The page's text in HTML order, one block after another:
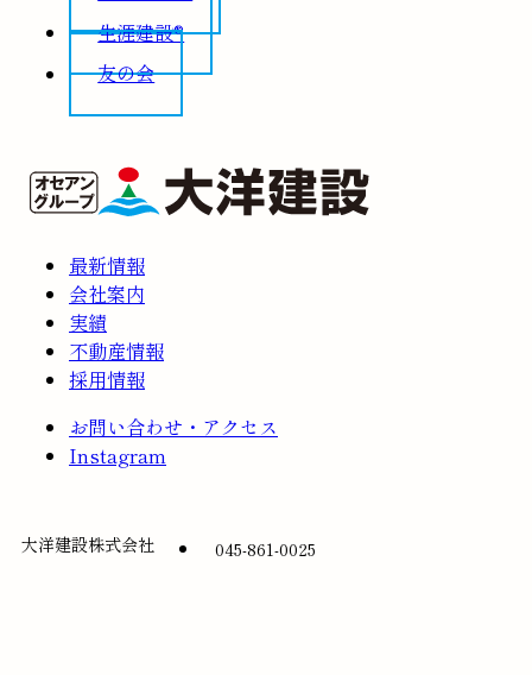
生涯建設®
友の会
最新情報
会社案内
実績
不動産情報
採用情報
お問い合わせ・アクセス
Instagram
大洋建設株式会社 045-861-0025